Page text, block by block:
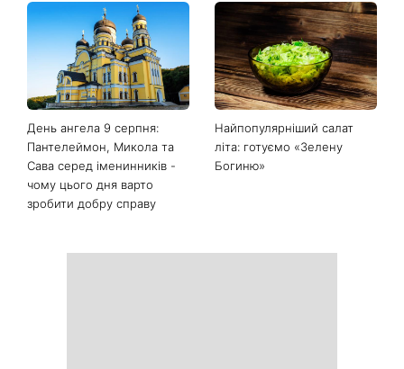
День ангела 9 серпня:
Пантелеймон, Микола та
Сава серед іменинників -
чому цього дня варто
зробити добру справу
Найпопулярніший салат
літа: готуємо «Зелену
Богиню»